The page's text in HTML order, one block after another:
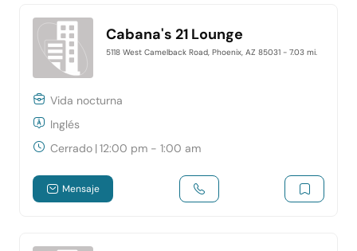
Cabana's 21 Lounge
5118 West Camelback Road, Phoenix, AZ 85031 - 7.03 mi.
Vida nocturna
Inglés
Cerrado |12:00 pm - 1:00 am
Mensaje